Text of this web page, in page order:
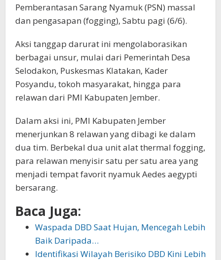
Pemberantasan Sarang Nyamuk (PSN) massal
dan pengasapan (fogging), Sabtu pagi (6/6).
Aksi tanggap darurat ini mengolaborasikan
berbagai unsur, mulai dari Pemerintah Desa
Selodakon, Puskesmas Klatakan, Kader
Posyandu, tokoh masyarakat, hingga para
relawan dari PMI Kabupaten Jember.
Dalam aksi ini, PMI Kabupaten Jember
menerjunkan 8 relawan yang dibagi ke dalam
dua tim. Berbekal dua unit alat thermal fogging,
para relawan menyisir satu per satu area yang
menjadi tempat favorit nyamuk Aedes aegypti
bersarang.
Baca Juga:
Waspada DBD Saat Hujan, Mencegah Lebih
Baik Daripada…
Identifikasi Wilayah Berisiko DBD Kini Lebih